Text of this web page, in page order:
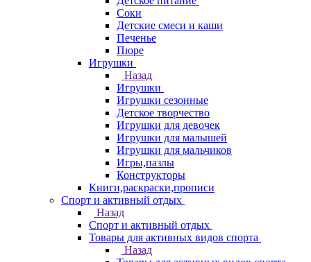
Соки
Детские смеси и каши
Печенье
Пюре
Игрушки
Назад
Игрушки
Игрушки сезонные
Детское творчество
Игрушки для девочек
Игрушки для малышей
Игрушки для мальчиков
Игры,пазлы
Конструкторы
Книги,раскраски,прописи
Спорт и активный отдых
Назад
Спорт и активный отдых
Товары для активных видов спорта
Назад